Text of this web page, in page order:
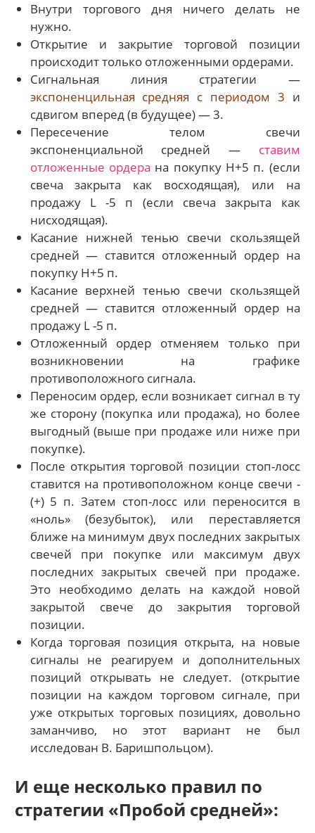
Внутри торгового дня ничего делать не
нужно.
Открытие и закрытие торговой позиции
происходит только отложенными ордерами.
Сигнальная линия стратегии —
экспоненцильная средняя с периодом 3 и
сдвигом вперед (в будущее) — 3.
Пересечение телом свечи
экспоненциальной средней — ставим
отложенные ордера на покупку Н+5 п. (если
свеча закрыта как восходящая), или на
продажу L -5 п (если свеча закрыта как
нисходящая).
Касание нижней тенью свечи скользящей
средней — ставится отложенный ордер на
покупку Н+5 п.
Касание верхней тенью свечи скользящей
средней — ставится отложенный ордер на
продажу L -5 п.
Отложенный ордер отменяем только при
возникновении на графике
противоположного сигнала.
Переносим ордер, если возникает сигнал в ту
же сторону (покупка или продажа), но более
выгодный (выше при продаже или ниже при
покупке).
После открытия торговой позиции стоп-лосс
ставится на противоположном конце свечи -
(+) 5 п. Затем стоп-лосс или переносится в
«ноль» (безубыток), или переставляется
ближе на минимум двух последних закрытых
свечей при покупке или максимум двух
последних закрытых свечей при продаже.
Это необходимо делать на каждой новой
закрытой свече до закрытия торговой
позиции.
Когда торговая позиция открыта, на новые
сигналы не реагируем и дополнительных
позиций открывать не следует. (открытие
позиции на каждом торговом сигнале, при
уже открытых торговых позициях, довольно
заманчиво, но этот вариант не был
исследован В. Баришпольцом).
И еще несколько правил по
стратегии «Пробой средней»: